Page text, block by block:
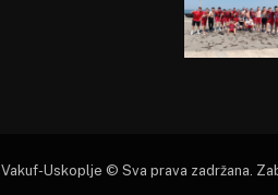
Uskoplje © Sva prava zadržana.